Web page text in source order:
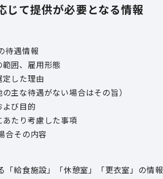
じて提供が必要となる情報
待遇情報
囲、雇用形態
した理由
主な待遇がない場合はその旨）
び目的
たり考慮した事項
合その内容
給食施設」「休憩室」「更衣室」の情報